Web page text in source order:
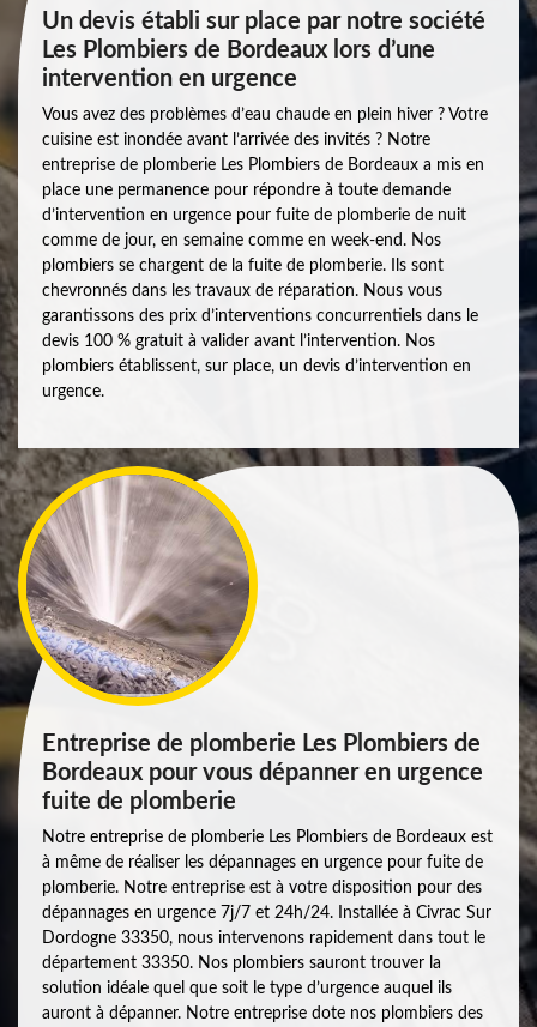
Un devis établi sur place par notre société
Les Plombiers de Bordeaux lors d’une
intervention en urgence
Vous avez des problèmes d’eau chaude en plein hiver ? Votre
cuisine est inondée avant l’arrivée des invités ? Notre
entreprise de plomberie Les Plombiers de Bordeaux a mis en
place une permanence pour répondre à toute demande
d’intervention en urgence pour fuite de plomberie de nuit
comme de jour, en semaine comme en week-end. Nos
plombiers se chargent de la fuite de plomberie. Ils sont
chevronnés dans les travaux de réparation. Nous vous
garantissons des prix d’interventions concurrentiels dans le
devis 100 % gratuit à valider avant l’intervention. Nos
plombiers établissent, sur place, un devis d’intervention en
urgence.
Entreprise de plomberie Les Plombiers de
Bordeaux pour vous dépanner en urgence
fuite de plomberie
Notre entreprise de plomberie Les Plombiers de Bordeaux est
à même de réaliser les dépannages en urgence pour fuite de
plomberie. Notre entreprise est à votre disposition pour des
dépannages en urgence 7j/7 et 24h/24. Installée à Civrac Sur
Dordogne 33350, nous intervenons rapidement dans tout le
département 33350. Nos plombiers sauront trouver la
solution idéale quel que soit le type d’urgence auquel ils
auront à dépanner. Notre entreprise dote nos plombiers des